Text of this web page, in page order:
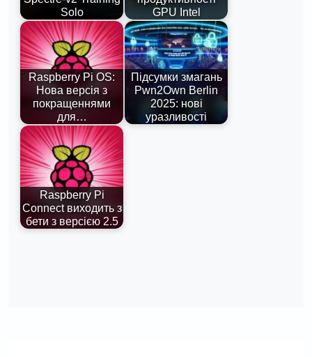
Solo
GPU Intel
Raspberry Pi OS:
Нова версія з
покращеннями
для…
Підсумки змагань
Pwn2Own Berlin
2025: нові
уразливості
Raspberry Pi
Connect виходить з
бети з версією 2.5